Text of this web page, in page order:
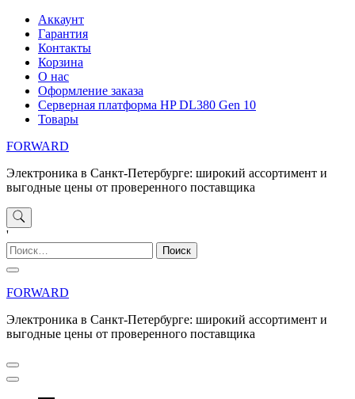
Перейти
содержимому
Аккаунт
Гарантия
Контакты
Корзина
О нас
Оформление заказа
Серверная платформа HP DL380 Gen 10
Товары
FORWARD
Электроника в Санкт-Петербурге: широкий ассортимент и
выгодные цены от проверенного поставщика
'
Найти:
FORWARD
Электроника в Санкт-Петербурге: широкий ассортимент и
выгодные цены от проверенного поставщика